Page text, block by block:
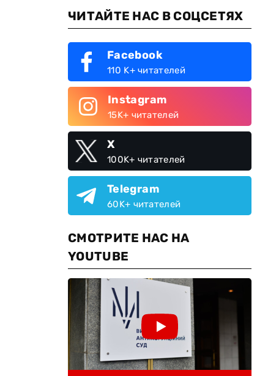
ЧИТАЙТЕ НАС В СОЦСЕТЯХ
Facebook
110 K+ читателей
Instagram
15K+ читателей
X
100K+ читателей
Telegram
60K+ читателей
СМОТРИТЕ НАС НА
YOUTUBE